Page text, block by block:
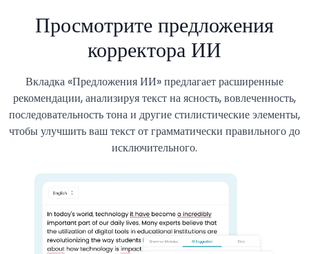
Просмотрите предложения
корректора ИИ
Вкладка «Предложения ИИ» предлагает расширенные
рекомендации, анализируя текст на ясность, вовлеченность,
последовательность тона и другие стилистические элементы,
чтобы улучшить ваш текст от грамматически правильного до
исключительного.